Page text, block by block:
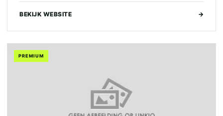
BEKIJK WEBSITE →
PREMIUM